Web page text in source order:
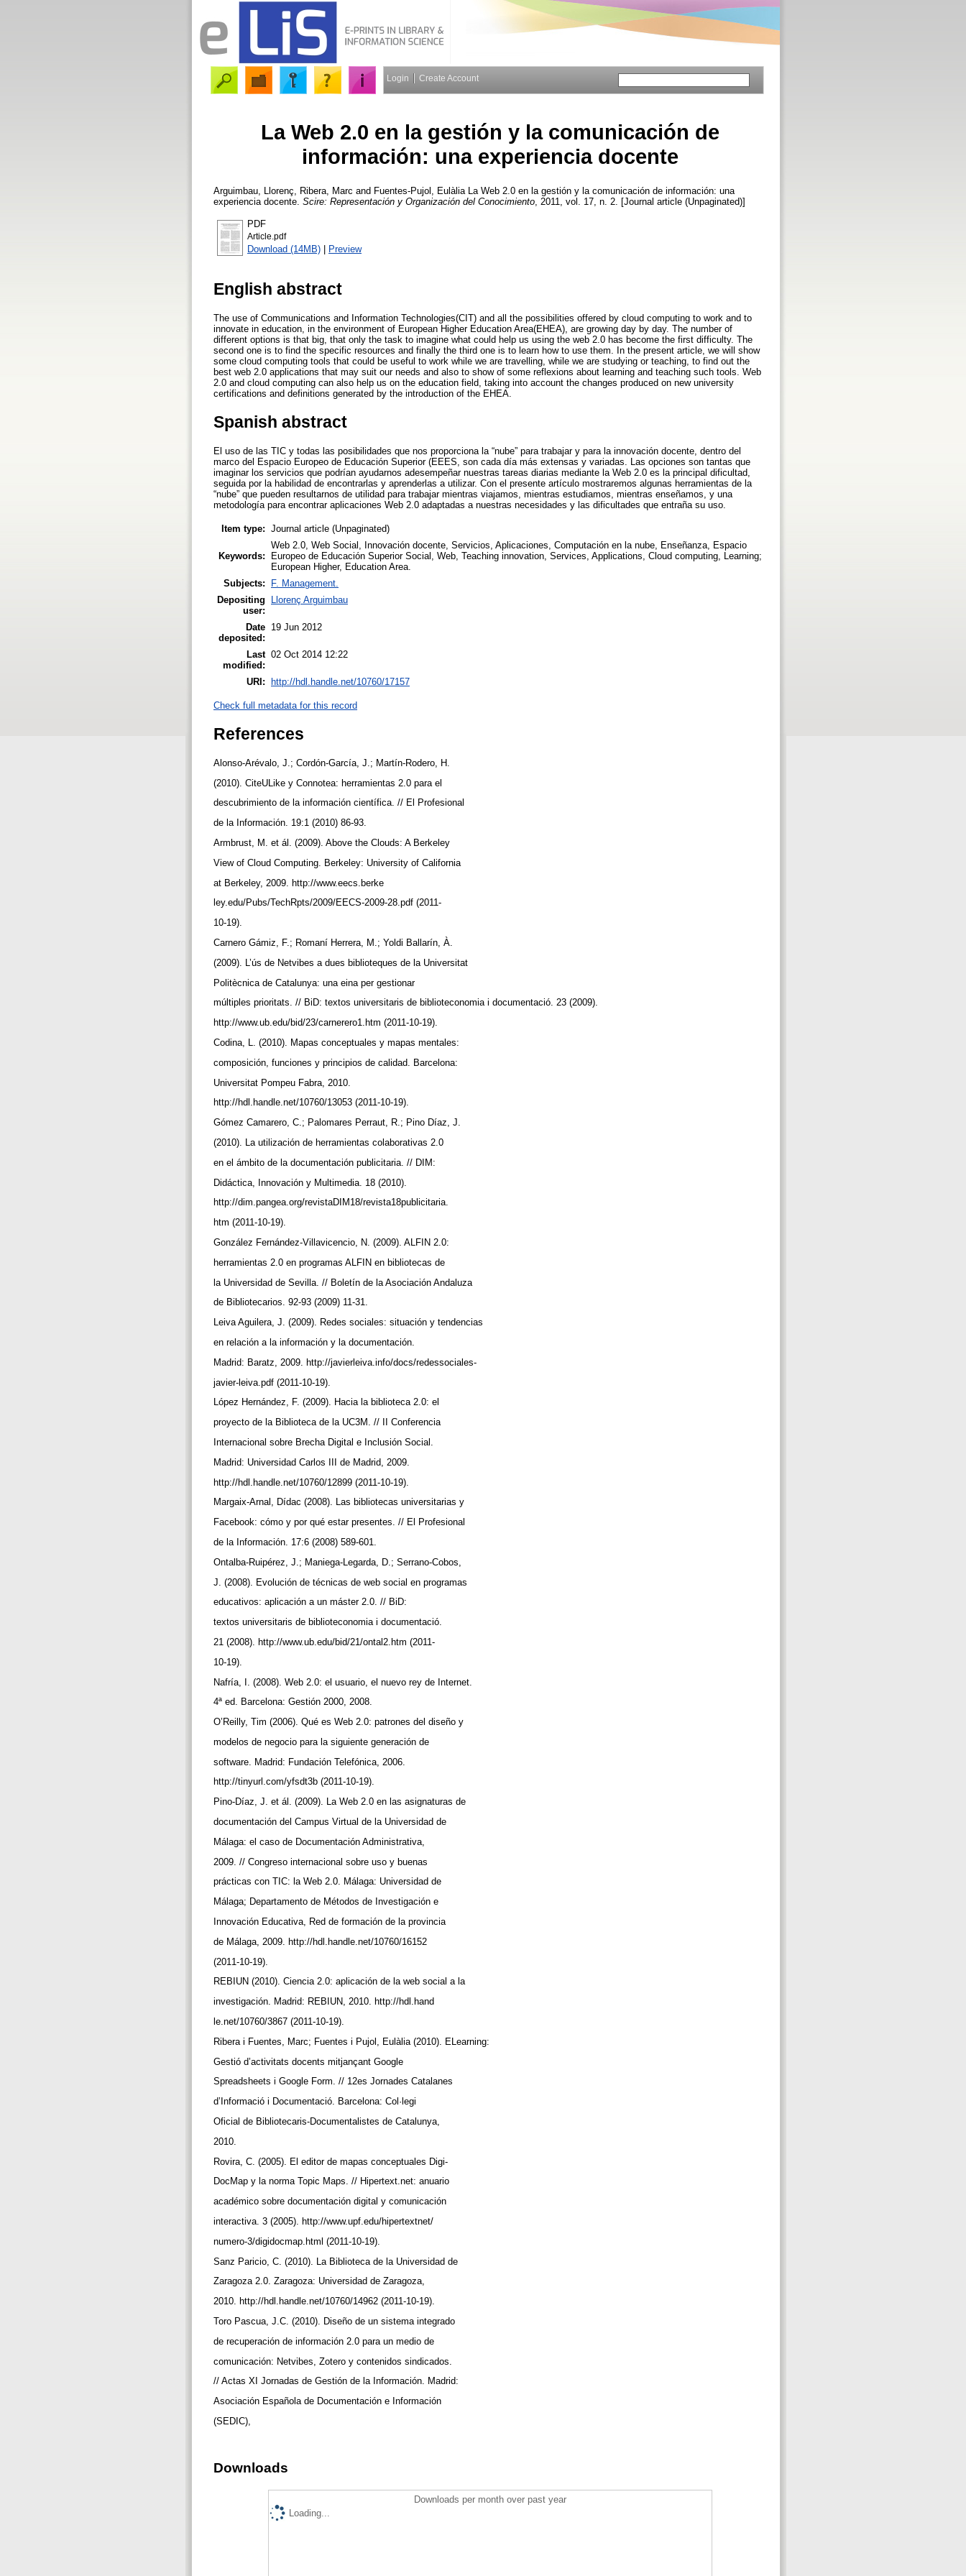
Login Create Account
La Web 2.0 en la gestión y la comunicación de
información: una experiencia docente
Arguimbau, Llorenç Ribera, Marc and Fuentes-Pujol, Eulàlia La Web 2.0 en la gestión y la comunicación de información: una
experiencia docente. Scire: Representación y Organización del Conocimiento , 2011, vol. 17, n. 2. [Journal article (Unpaginated)]
PDF
Article.pdf
Download (14MB) | Preview
English abstract
The use of Communications and Information Technologies(CIT) and all the possibilities offered by cloud computing to work and to
innovate in education, in the environment of European Higher Education Area(EHEA), are growing day by day. The number of
different options is that big, that only the task to imagine what could help us using the web 2.0 has become the first difficulty. The
second one is to find the specific resources and finally the third one is to learn how to use them. In the present article, we will show
some cloud computing tools that could be useful to work while we are travelling, while we are studying or teaching, to find out the
best web 2.0 applications that may suit our needs and also to show of some reflexions about learning and teaching such tools. Web
2.0 and cloud computing can also help us on the education field, taking into account the changes produced on new university
certifications and definitions generated by the introduction of the EHEA.
Spanish abstract
El uso de las TIC y todas las posibilidades que nos proporciona la “nube” para trabajar y para la innovación docente, dentro del
marco del Espacio Europeo de Educación Superior (EEES, son cada día más extensas y variadas. Las opciones son tantas que
imaginar los servicios que podrían ayudarnos adesempeñar nuestras tareas diarias mediante la Web 2.0 es la principal dificultad,
seguida por la habilidad de encontrarlas y aprenderlas a utilizar. Con el presente artículo mostraremos algunas herramientas de la
“nube” que pueden resultarnos de utilidad para trabajar mientras viajamos, mientras estudiamos, mientras enseñamos, y una
metodología para encontrar aplicaciones Web 2.0 adaptadas a nuestras necesidades y las dificultades que entraña su uso.
Item type: Journal article (Unpaginated)
Keywords:
Web 2.0, Web Social, Innovación docente, Servicios, Aplicaciones, Computación en la nube, Enseñanza, Espacio
Europeo de Educación Superior Social, Web, Teaching innovation, Services, Applications, Cloud computing, Learning;
European Higher, Education Area.
Subjects:
F. Management.
Depositing
user:
Llorenç Arguimbau
Date
deposited:
19 Jun 2012
Last
modified:
02 Oct 2014 12:22
URI: http://hdl.handle.net/10760/17157
Check full metadata for this record
References
Alonso-Arévalo, J.; Cordón-García, J.; Martín-Rodero, H.
(2010). CiteULike y Connotea: herramientas 2.0 para el
descubrimiento de la información científica. // El Profesional
de la Información. 19:1 (2010) 86-93.
Armbrust, M. et ál. (2009). Above the Clouds: A Berkeley
View of Cloud Computing. Berkeley: University of California
at Berkeley, 2009. http://www.eecs.berke
ley.edu/Pubs/TechRpts/2009/EECS-2009-28.pdf (2011-
10-19).
Carnero Gámiz, F.; Romaní Herrera, M.; Yoldi Ballarín, À.
(2009). L’ús de Netvibes a dues biblioteques de la Universitat
Politècnica de Catalunya: una eina per gestionar
múltiples prioritats. // BiD: textos universitaris de biblioteconomia i documentació. 23 (2009).
http://www.ub.edu/bid/23/carnerero1.htm (2011-10-19).
Codina, L. (2010). Mapas conceptuales y mapas mentales:
composición, funciones y principios de calidad. Barcelona:
Universitat Pompeu Fabra, 2010.
http://hdl.handle.net/10760/13053 (2011-10-19).
Gómez Camarero, C.; Palomares Perraut, R.; Pino Díaz, J.
(2010). La utilización de herramientas colaborativas 2.0
en el ámbito de la documentación publicitaria. // DIM:
Didáctica, Innovación y Multimedia. 18 (2010).
http://dim.pangea.org/revistaDIM18/revista18publicitaria.
htm (2011-10-19).
González Fernández-Villavicencio, N. (2009). ALFIN 2.0:
herramientas 2.0 en programas ALFIN en bibliotecas de
la Universidad de Sevilla. // Boletín de la Asociación Andaluza
de Bibliotecarios. 92-93 (2009) 11-31.
Leiva Aguilera, J. (2009). Redes sociales: situación y tendencias
en relación a la información y la documentación.
Madrid: Baratz, 2009. http://javierleiva.info/docs/redessociales-
javier-leiva.pdf (2011-10-19).
López Hernández, F. (2009). Hacia la biblioteca 2.0: el
proyecto de la Biblioteca de la UC3M. // II Conferencia
Internacional sobre Brecha Digital e Inclusión Social.
Madrid: Universidad Carlos III de Madrid, 2009.
http://hdl.handle.net/10760/12899 (2011-10-19).
Margaix-Arnal, Dídac (2008). Las bibliotecas universitarias y
Facebook: cómo y por qué estar presentes. // El Profesional
de la Información. 17:6 (2008) 589-601.
Ontalba-Ruipérez, J.; Maniega-Legarda, D.; Serrano-Cobos,
J. (2008). Evolución de técnicas de web social en programas
educativos: aplicación a un máster 2.0. // BiD:
textos universitaris de biblioteconomia i documentació.
21 (2008). http://www.ub.edu/bid/21/ontal2.htm (2011-
10-19).
Nafría, I. (2008). Web 2.0: el usuario, el nuevo rey de Internet.
4ª ed. Barcelona: Gestión 2000, 2008.
O’Reilly, Tim (2006). Qué es Web 2.0: patrones del diseño y
modelos de negocio para la siguiente generación de
software. Madrid: Fundación Telefónica, 2006.
http://tinyurl.com/yfsdt3b (2011-10-19).
Pino-Díaz, J. et ál. (2009). La Web 2.0 en las asignaturas de
documentación del Campus Virtual de la Universidad de
Málaga: el caso de Documentación Administrativa,
2009. // Congreso internacional sobre uso y buenas
prácticas con TIC: la Web 2.0. Málaga: Universidad de
Málaga; Departamento de Métodos de Investigación e
Innovación Educativa, Red de formación de la provincia
de Málaga, 2009. http://hdl.handle.net/10760/16152
(2011-10-19).
REBIUN (2010). Ciencia 2.0: aplicación de la web social a la
investigación. Madrid: REBIUN, 2010. http://hdl.hand
le.net/10760/3867 (2011-10-19).
Ribera i Fuentes, Marc; Fuentes i Pujol, Eulàlia (2010). ELearning:
Gestió d’activitats docents mitjançant Google
Spreadsheets i Google Form. // 12es Jornades Catalanes
d’Informació i Documentació. Barcelona: Col·legi
Oficial de Bibliotecaris-Documentalistes de Catalunya,
2010.
Rovira, C. (2005). El editor de mapas conceptuales Digi-
DocMap y la norma Topic Maps. // Hipertext.net: anuario
académico sobre documentación digital y comunicación
interactiva. 3 (2005). http://www.upf.edu/hipertextnet/
numero-3/digidocmap.html (2011-10-19).
Sanz Paricio, C. (2010). La Biblioteca de la Universidad de
Zaragoza 2.0. Zaragoza: Universidad de Zaragoza,
2010. http://hdl.handle.net/10760/14962 (2011-10-19).
Toro Pascua, J.C. (2010). Diseño de un sistema integrado
de recuperación de información 2.0 para un medio de
comunicación: Netvibes, Zotero y contenidos sindicados.
// Actas XI Jornadas de Gestión de la Información. Madrid:
Asociación Española de Documentación e Información
(SEDIC),
Downloads
Downloads per month over past year
Loading...